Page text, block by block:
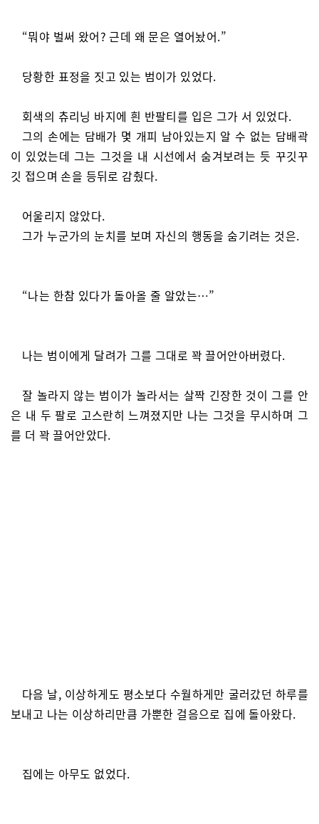
“뭐야 벌써 왔어? 근데 왜 문은 열어놨어.”
당황한 표정을 짓고 있는 범이가 있었다.
회색의 츄리닝 바지에 흰 반팔티를 입은 그가 서 있었다.
그의 손에는 담배가 몇 개피 남아있는지 알 수 없는 담배곽
이 있었는데 그는 그것을 내 시선에서 숨겨보려는 듯 꾸깃꾸
깃 접으며 손을 등뒤로 감췄다.
어울리지 않았다.
그가 누군가의 눈치를 보며 자신의 행동을 숨기려는 것은.
“나는 한참 있다가 돌아올 줄 알았는…”
나는 범이에게 달려가 그를 그대로 꽉 끌어안아버렸다.
잘 놀라지 않는 범이가 놀라서는 살짝 긴장한 것이 그를 안
은 내 두 팔로 고스란히 느껴졌지만 나는 그것을 무시하며 그
를 더 꽉 끌어안았다.
다음 날, 이상하게도 평소보다 수월하게만 굴러갔던 하루를
보내고 나는 이상하리만큼 가뿐한 걸음으로 집에 돌아왔다.
집에는 아무도 없었다.